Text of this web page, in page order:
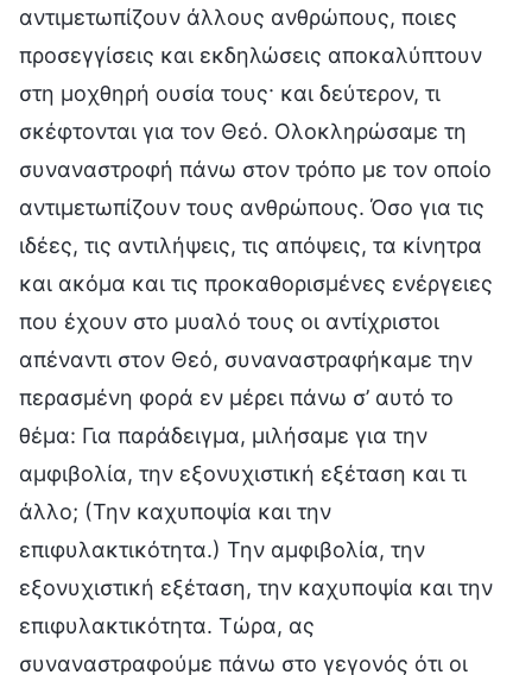
αντιμετωπίζουν άλλους ανθρώπους, ποιες
προσεγγίσεις και εκδηλώσεις αποκαλύπτουν
στη μοχθηρή ουσία τους· και δεύτερον, τι
σκέφτονται για τον Θεό. Ολοκληρώσαμε τη
συναναστροφή πάνω στον τρόπο με τον οποίο
αντιμετωπίζουν τους ανθρώπους. Όσο για τις
ιδέες, τις αντιλήψεις, τις απόψεις, τα κίνητρα
και ακόμα και τις προκαθορισμένες ενέργειες
που έχουν στο μυαλό τους οι αντίχριστοι
απέναντι στον Θεό, συναναστραφήκαμε την
περασμένη φορά εν μέρει πάνω σ’ αυτό το
θέμα: Για παράδειγμα, μιλήσαμε για την
αμφιβολία, την εξονυχιστική εξέταση και τι
άλλο; (Την καχυποψία και την
επιφυλακτικότητα.) Την αμφιβολία, την
εξονυχιστική εξέταση, την καχυποψία και την
επιφυλακτικότητα. Τώρα, ας
συναναστραφούμε πάνω στο γεγονός ότι οι